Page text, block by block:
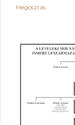
Megosztás